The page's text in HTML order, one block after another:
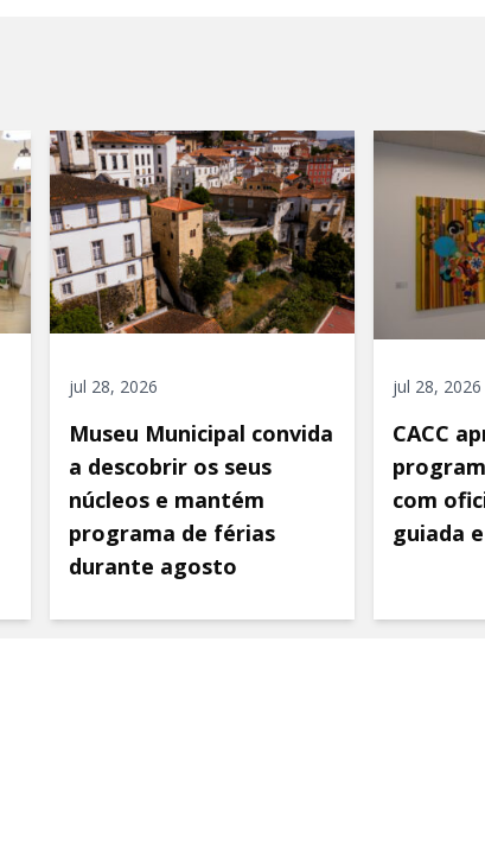
jul 28, 2026
Museu Municipal convida
a descobrir os seus
núcleos e mantém
programa de férias
durante agosto
jul 28, 2026
CACC
com
guiada